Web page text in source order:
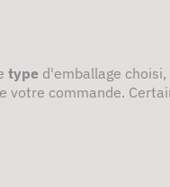
type d'emballage
votre commande.